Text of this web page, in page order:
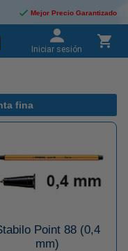
Mejor Precio Garantizado
Iniciar sesión
fina
Point 88 (0,4
mm)